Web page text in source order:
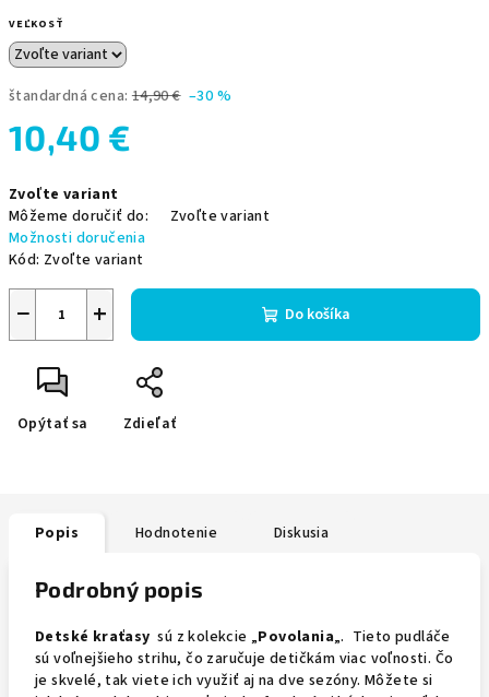
VEĽKOSŤ
štandardná cena: 14,90 € –30 %
10,40 €
cena:
Zvoľte variant
Môžeme doručiť do:
Zvoľte variant
Možnosti doručenia
Kód: Zvoľte variant
+
− Do košíka
Opýtať sa Zdieľať
Popis Hodnotenie Diskusia
Podrobný popis
Detské kraťasy sú z kolekcie „Povolania„. Tieto pudláče
sú voľnejšieho strihu, čo zaručuje detičkám viac voľnosti. Čo
je skvelé, tak viete ich využiť aj na dve sezóny. Môžete si